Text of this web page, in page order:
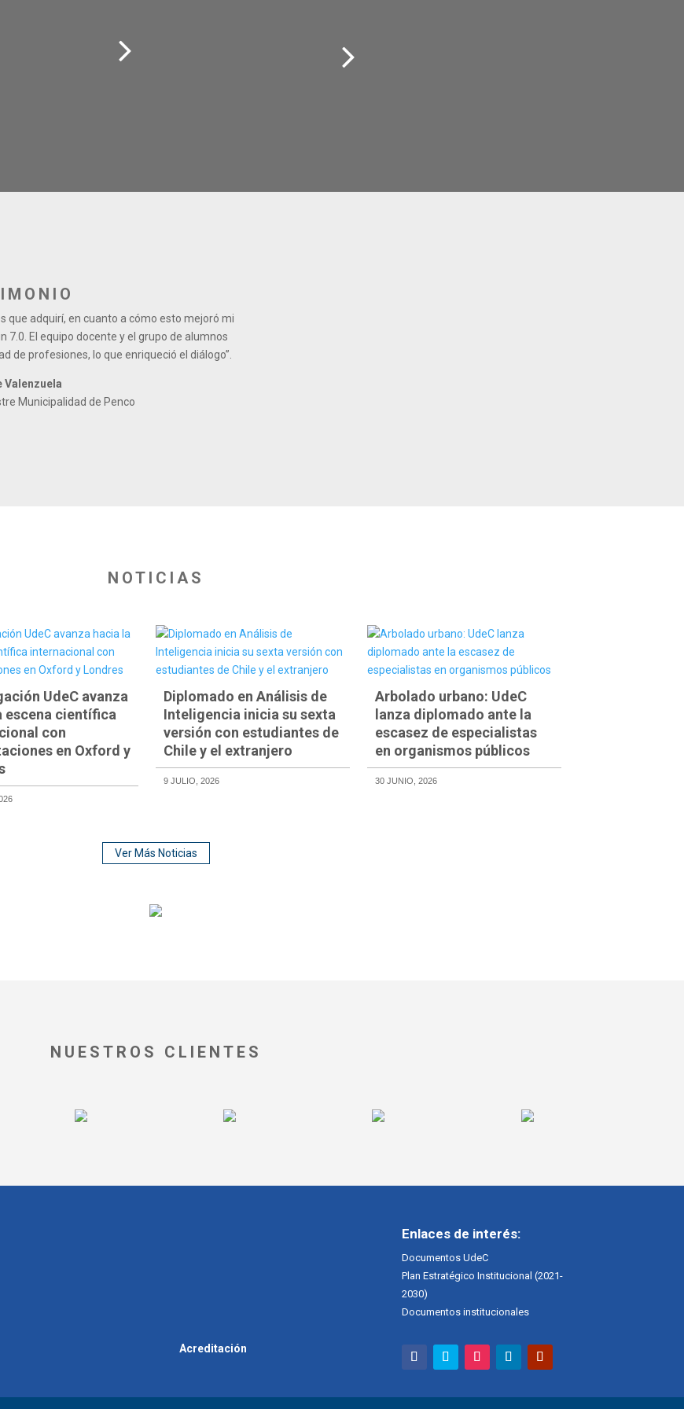
que adquirí, en cuanto a cómo esto mejoró mi
7.0. El equipo docente y el grupo de alumnos
de profesiones, lo que enriqueció el diálogo”.
Valenzuela
Municipalidad de Penco
NOTICIAS
UdeC avanza
escena científica
con
en Oxford y
Diplomado en Análisis de
Inteligencia inicia su sexta
versión con estudiantes de
Chile y el extranjero
9 JULIO, 2026
Arbolado urbano: UdeC
lanza diplomado ante la
escasez de especialistas
en organismos públicos
30 JUNIO, 2026
Ver Más Noticias
NUESTROS CLIENTES
Acreditación
Enlaces de interés:
Documentos UdeC
Plan Estratégico Institucional (2021-
2030)
Documentos institucionales